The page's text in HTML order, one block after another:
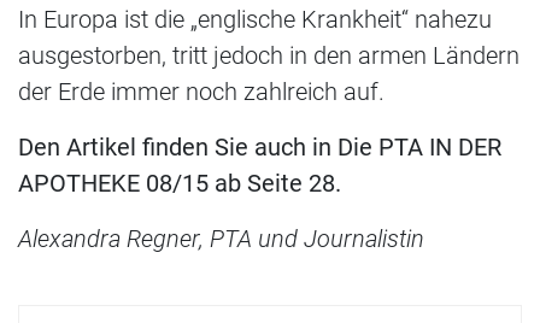
In Europa ist die „englische Krankheit“ nahezu
ausgestorben, tritt jedoch in den armen Ländern
der Erde immer noch zahlreich auf.
Den Artikel finden Sie auch in Die PTA IN DER
APOTHEKE 08/15 ab Seite 28.
Alexandra Regner, PTA und Journalistin